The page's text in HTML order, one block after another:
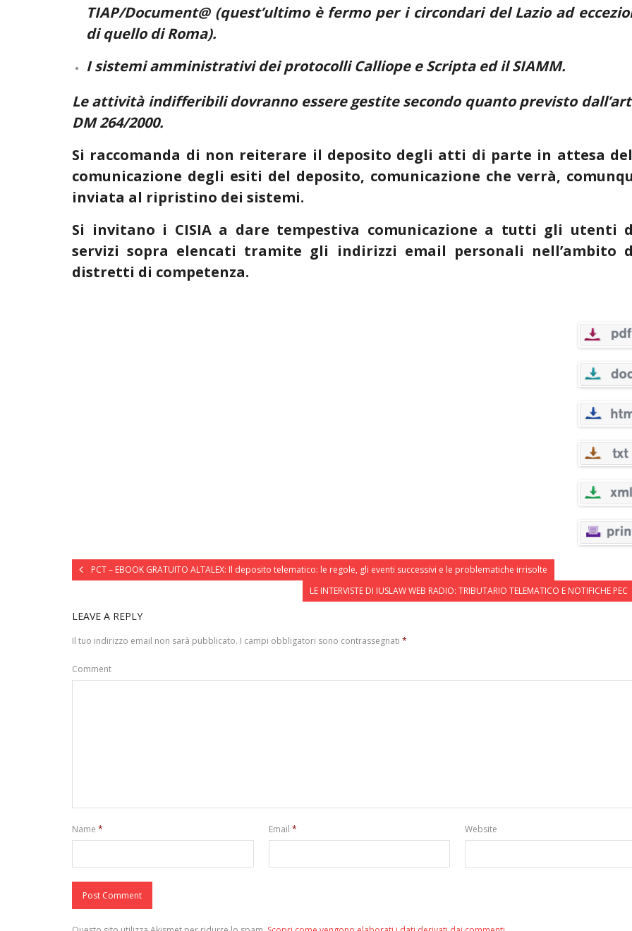
TIAP/Document@ (quest’ultimo è fermo per i circondari del Lazio ad
di quello di Roma).
I sistemi amministrativi dei protocolli Calliope e Scripta ed il SIAMM.
Le attività indifferibili dovranno essere gestite secondo quanto previsto
DM 264/2000.
Si raccomanda di non reiterare il deposito degli atti di parte in attesa
comunicazione degli esiti del deposito, comunicazione che verrà,
inviata al ripristino dei sistemi.
Si invitano i CISIA a dare tempestiva comunicazione a tutti gli utenti
servizi sopra elencati tramite gli indirizzi email personali nell’ambito
distretti di competenza.
PCT – EBOOK GRATUITO ALTALEX: Il deposito telematico: le regole, gli eventi successivi e le problematiche irrisolte
LE INTERVISTE DI IUSLAW WEB RADIO: TRIBUTARIO TELEMATICO E NOTIFICHE PEC
LEAVE A REPLY
Il tuo indirizzo email non sarà pubblicato. I campi obbligatori sono contrassegnati *
Comment
Name * Email * Website